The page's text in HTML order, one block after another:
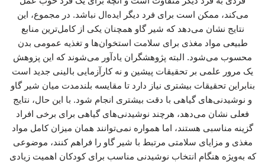
می‌کند، ممکن است برای فرد دیگر ایده‌ال نباشد. در مجموع، این
نتایج نشان می‌دهد که شیر گاو همچنان یکی از کامل‌ترین منابع
طبیعی مواد مغذی برای سلامت استخوان‌ها و تغذیه عمومی بدن
محسوب می‌شود. البته پژوهشگران یادآور می‌شوند که این پزوهش
یک مرور علمی بر تحقیقات پیشین و نه کارآزمایی بالینی جدید است
بنابراین تحقیقات بیشتری نیاز دارد تا مقایسه بلندمدت میان شیر گاو
و نوشیدنی‌های گیاهی با دقت بیشتری انجام شود. با این حال، نتایج
فعلی نشان می‌دهد، هرچند نوشیدنی‌های گیاهی برای برخی افراد
گزینه مناسبی هستند، اما همواره نمی‌توانند همان میزان کامل مواد
مغذی و مزایای سلامتی مرتبط با شیر گاو را فراهم کنند، موضوعی
که به‌ویژه هنگام انتخاب نوشیدنی مناسب برای کودکان اهمیت زیادی